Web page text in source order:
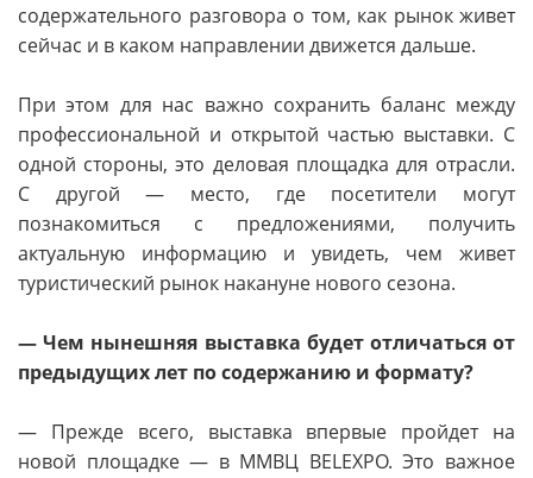
содержательного разговора о том, как рынок живет
сейчас и в каком направлении движется дальше.
При этом для нас важно сохранить баланс между
профессиональной и открытой частью выставки. С
одной стороны, это деловая площадка для отрасли.
С другой — место, где посетители могут
познакомиться с предложениями, получить
актуальную информацию и увидеть, чем живет
туристический рынок накануне нового сезона.
— Чем нынешняя выставка будет отличаться от
предыдущих лет по содержанию и формату?
— Прежде всего, выставка впервые пройдет на
новой площадке — в ММВЦ BELEXPO. Это важное